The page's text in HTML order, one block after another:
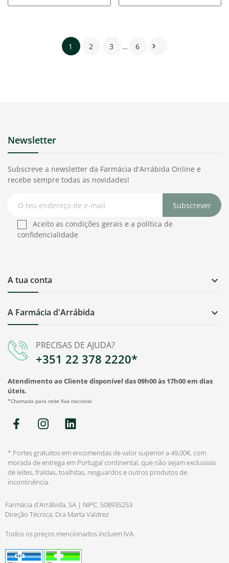
1 2 3 … 6 
PRECISAS DE AJUDA?
+351 22 378 2220*
Atendimento ao Cliente disponível das 09h00 às 17h00 em dias
úteis.
*Chamada para rede fixa nacional
A Farmácia d'Arrábida 
A tua conta 
Newsletter
Subscreve a newsletter da Farmácia d'Arrábida Online e
recebe sempre todas as novidades!
Subscrever
Aceito as condições gerais e a política de
confidencialidade
* Portes gratuitos em encomendas de valor superior a 49,00€, com
morada de entrega em Portugal continental, que não sejam exclusivas
de leites, fraldas, toalhitas, resguardos e outros produtos de
incontinência.
Farmácia d'Arrábida, SA | NIPC: 508935253
Direção Técnica: Dra Marta Valdrez
Todos os preços mencionados incluem IVA.